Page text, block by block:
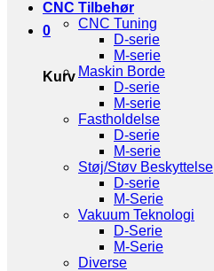
0
Kurv
CNC Tilbehør
CNC Tuning
D-serie
M-serie
Maskin Borde
D-serie
M-serie
Fastholdelse
D-serie
M-serie
Støj/Støv Beskyttelse
D-serie
M-Serie
Vakuum Teknologi
D-Serie
M-Serie
Diverse